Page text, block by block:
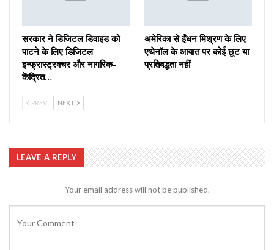
सरकार ने डिजिटल डिवाइड को
पाटने के लिए डिजिटल
इन्फ्रास्ट्रक्चर और नागरिक-
केंद्रित…
अमेरिका से ईंधन मिश्रण के लिए
एथेनॉल के आयात पर कोई छूट या
प्रतिबद्धता नहीं
PREV NEXT
LEAVE A REPLY
Your email address will not be published.